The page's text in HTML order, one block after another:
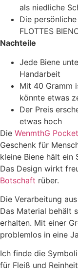
als niedliche
Die
FLOTTES
Nachteile
Jede Biene
Handarbeit
Mit 40 Gramm
könnte etwas
Der Preis
etwas hoch
Die WenmthG
Geschenk für
kleine Biene hält ein
Das Design wirkt
Botschaft rüber.
Die Verarbeitung
Das Material behält
erhalten. Mit einer
problemlos in eine
Ich finde die
für Fleiß und